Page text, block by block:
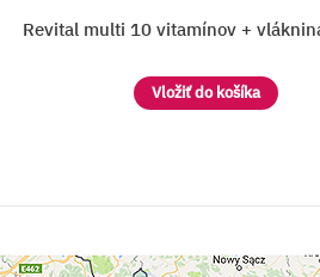
Revital multi 10 vitamínov +
Vložiť do košíka